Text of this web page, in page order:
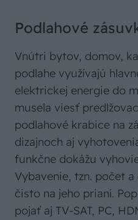
Podlahové
Vnútri bytov, domov,
podlahe využívajú
elektrickej energie do
musela viesť
podlahové krabice na
dizajnoch aj
funkčne dokážu
Vybavenie, tzn. počet
čisto na jeho prianí.
pojať aj TV-SAT, PC,